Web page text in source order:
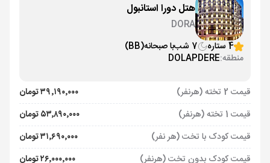
هتل دورا استانبول
DORA
4 ستاره
7 شب با صبحانه(BB)
منطقه:DOLAPDERE
قیمت 2 تخته (هرنفر)
۳۹٬۱۹۰٬۰۰۰ تومان
قیمت 1 تخته (هرنفر)
۵۳٬۸۹۰٬۰۰۰ تومان
قیمت کودک با تخت (هر نفر)
۳۱٬۶۹۰٬۰۰۰ تومان
قیمت کودک بدون تخت (هرنفر)
۲۶٬۰۰۰٬۰۰۰ تومان